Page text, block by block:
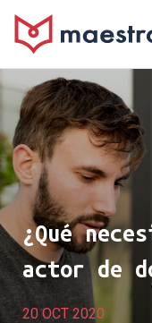
¿Qué
actor de
20 OCT 2020